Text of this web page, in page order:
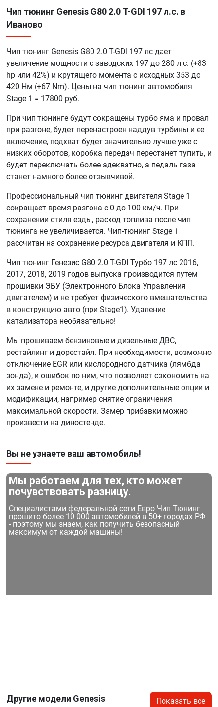
Чип тюнинг Genesis G80 2.0 T-GDI 197 л.с. в
Иваново
Чип тюнинг Genesis G80 2.0 T-GDI 197 лс дает
увеличение мощности с заводских 197 до 280 л.с. (+83
hp или 42%) и крутящего момента с исходных 353 до
420 Нм (+67 Nm). Цены на чип тюнинг автомобиля
Stage 1 = 17800 руб.
При чип тюнинге будут сокращены турбо яма и провал
при разгоне, будет перенастроен наддув турбины и ее
включение, подхват будет значительно лучше уже с
низких оборотов, коробка передач перестанет тупить, и
будет переключать более адекватно, а педаль газа
станет намного более отзывчивой.
Профессиональный чип тюнинг двигателя Stage 1
сокращает время разгона с 0 до 100 км/ч. При
сохранении стиля езды, расход топлива после чип
тюнинга не увеличивается. Чип-тюнинг Stage 1
рассчитан на сохранение ресурса двигателя и КПП.
Чип тюнинг Генезис G80 2.0 T-GDI Турбо 197 лс 2016,
2017, 2018, 2019 годов выпуска производится путем
прошивки ЭБУ (Электронного Блока Управления
двигателем) и не требует физического вмешательства
в конструкцию авто (при Stage1). Удаление
катализатора необязательно!
Мы прошиваем бензиновые и дизельные ДВС,
рестайлинг и дорестайл. При необходимости, возможно
отключение EGR или кислородного датчика (лямбда
зонда), и ошибок по ним, что позволяет сэкономить на
их замене и ремонте, и другие дополнительные опции и
модификации, например снятие ограничения
максимальной скорости. Замер прибавки можно
произвести на диностенде.
Вы не узнаете ваш автомобиль!
Мы работаем для тех, кто может
почувствовать разницу.
Специалистами федеральной сети Евро Чип Тюнинг
прошито более 10 000 автомобилей в 50+ городах РФ
- поэтому мы знаем, как получить безопасный
максимум от каждой машины!
Другие модели Genesis Показать все